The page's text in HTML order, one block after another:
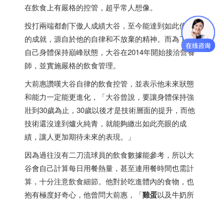
在飲食上有嚴格的控管，超乎常人想像。
投打兩端都創下傲人成績大谷，至今能達到如此偉大
的成就，源自於他的自律和不放棄的精神。而為了使
自己身體保持巔峰狀態，大谷在2014年開始接洽營養
師，並實施嚴格的飲食管理。
大前惠讚嘆大谷自律的飲食控管，並表示他未來狀態
和能力一定能更進化，「大谷曾說，要讓身體保持強
壯到30歲為止，30歲以後才是技術層面的提升，而他
技術還沒達到爐火純青，就能夠繳出如此亮眼的成
績，讓人更加期待未來的表現。」
因為過往沒有二刀流球員的飲食數據能參考，所以大
谷會自己計算每日用餐熱量，甚至連用餐時間也需計
算，十分注意飲食細節。他對於吃進體內的食物，也
抱有極度好奇心，他曾問大前惠，「雞蛋以及牛奶所